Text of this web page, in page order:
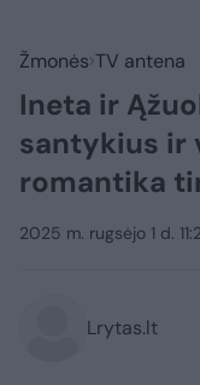
Žmonės TV antena
Ineta ir
santykius ir
romantika
2025 m. rugsėjo 1 d.
Lrytas.lt